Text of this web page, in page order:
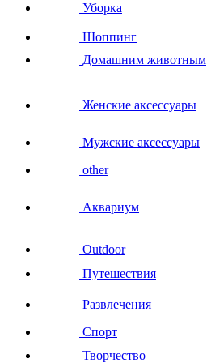
Уборка
Шоппинг
Домашним животным
Женские аксессуары
Мужские аксессуары
other
Аквариум
Outdoor
Путешествия
Развлечения
Спорт
Творчество